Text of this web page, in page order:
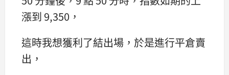
漲到 9,350，
這時我想獲利了結出場，於是進行平倉賣
出，